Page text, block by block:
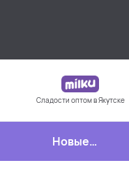
Сладости оптом в Якутске
Новые
поступления